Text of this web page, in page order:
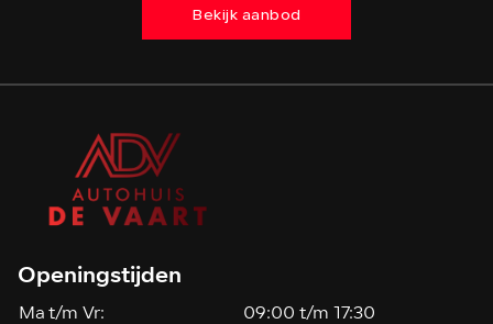
Bekijk aanbod
Openingstijden
Ma t/m Vr:
09:00 t/m 17:30